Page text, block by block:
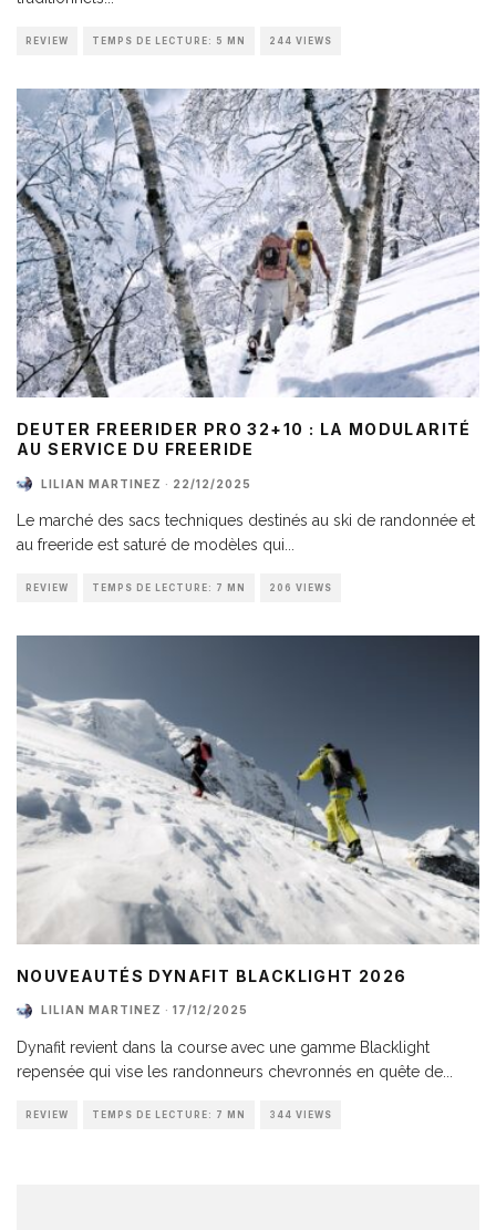
REVIEW TEMPS DE LECTURE: 5 MN 244 VIEWS
DEUTER FREERIDER PRO 32+10 : LA MODULARITÉ
AU SERVICE DU FREERIDE
LILIAN MARTINEZ · 22/12/2025
Le marché des sacs techniques destinés au ski de randonnée et
au freeride est saturé de modèles qui
REVIEW TEMPS DE LECTURE: 7 MN 206 VIEWS
NOUVEAUTÉS DYNAFIT BLACKLIGHT 2026
LILIAN MARTINEZ · 17/12/2025
Dynafit revient dans la course avec une gamme Blacklight
repensée qui vise les randonneurs chevronnés en quête de
REVIEW TEMPS DE LECTURE: 7 MN 344 VIEWS